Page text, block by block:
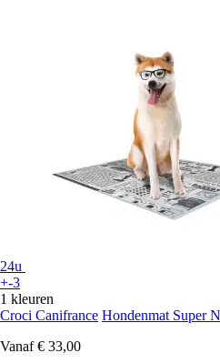
24u
+-3
1 kleuren
Croci Canifrance Hondenmat Super
Vanaf € 33,00